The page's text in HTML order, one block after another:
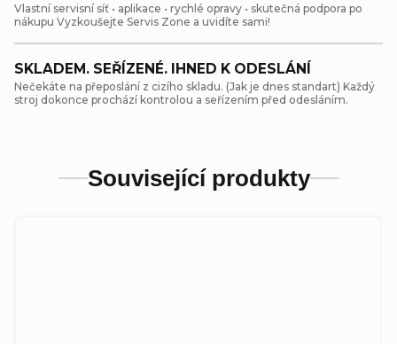
Vlastní servisní síť • aplikace • rychlé opravy • skutečná podpora po
nákupu Vyzkoušejte Servis Zone a uvidíte sami!
SKLADEM. SEŘÍZENÉ. IHNED K ODESLÁNÍ
Nečekáte na přeposlání z cizího skladu. (Jak je dnes standart) Každý
stroj dokonce prochází kontrolou a seřízením před odesláním.
Související produkty